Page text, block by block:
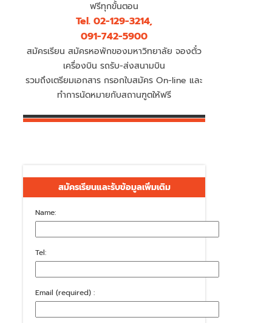
ฟรีทุกขั้นตอน
Tel. 02-129-3214,
091-742-5900
สมัครเรียน สมัครหอพักของมหาวิทยาลัย จองตั๋ว
เครื่องบิน รถรับ-ส่งสนามบิน
รวมถึงเตรียมเอกสาร กรอกใบสมัคร On-line และ
ทำการนัดหมายกับสถานฑูตให้ฟรี
สมัครเรียนและรับข้อมูลเพิ่มเติม
Name:
Tel:
Email (required) :